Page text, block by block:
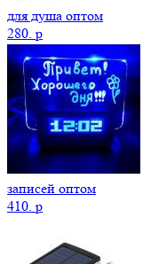
для душа оптом
280. p
записей оптом
410. p